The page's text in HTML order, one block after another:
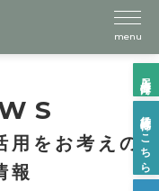
menu
入居者様向け
賃貸物件はこちら
をお考えの
報